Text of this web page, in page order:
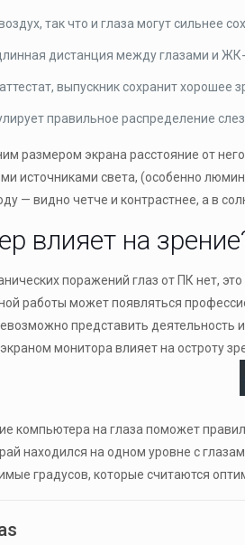
так что и глаза могут сильнее
дистанция между глазами и
выпускник сохранит хорошее
правильное распределение
размером экрана расстояние от
источниками света, (особенно
— видно четче и контрастнее, а в
влияет на
поражений глаз от ПК нет,
работы может появляться
представить
монитора влияет на остроту
компьютера на глаза поможет
находился на одном уровне с
градусов, которые считаются